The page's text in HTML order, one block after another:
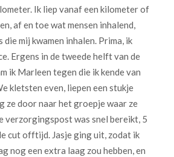
Ik liep vanaf een kilometer of
af en toe wat mensen inhalend,
mij kwamen inhalen. Prima, ik
Ergens in de tweede helft van de
ik Marleen tegen die ik kende van
kletsten even, liepen een stukje
ze door naar het groepje waar ze
verzorgingspost was snel bereikt, 5
cut offtijd. Jasje ging uit, zodat ik
nog een extra laag zou hebben, en